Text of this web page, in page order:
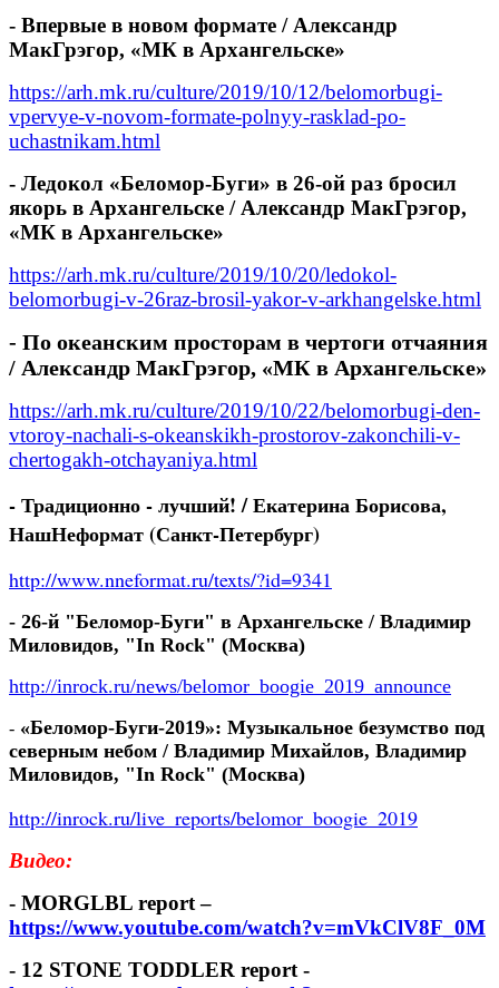
- Впервые в новом формате / Александр
МакГрэгор, «МК в Архангельске»
https://arh.mk.ru/culture/2019/10/12/belomorbugi-
vpervye-v-novom-formate-polnyy-rasklad-po-
uchastnikam.html
- Ледокол «Беломор-Буги» в 26-ой раз бросил
якорь в Архангельске / Александр МакГрэгор,
«МК в Архангельске»
https://arh.mk.ru/culture/2019/10/20/ledokol-
belomorbugi-v-26raz-brosil-yakor-v-arkhangelske.html
- По океанским просторам в чертоги отчаяния
/ Александр МакГрэгор, «МК в Архангельске»
https://arh.mk.ru/culture/2019/10/22/belomorbugi-den-
vtoroy-nachali-s-okeanskikh-prostorov-zakonchili-v-
chertogakh-otchayaniya.html
- Традиционно - лучший! / Екатерина Борисова,
НашНеформат (Санкт-Петербург)
http://www.nneformat.ru/texts/?id=9341
- 26-й "Беломор-Буги" в Архангельске / Владимир
Миловидов, "In Rock" (Москва)
http://inrock.ru/news/belomor_boogie_2019_announce
- «Беломор-Буги-2019»: Музыкальное безумство под
северным небом / Владимир Михайлов, Владимир
Миловидов, "In Rock" (Москва)
http://inrock.ru/live_reports/belomor_boogie_2019
Видео:
- MORGLBL report –
https://www.youtube.com/watch?v=mVkClV8F_0M
- 12 STONE TODDLER report -